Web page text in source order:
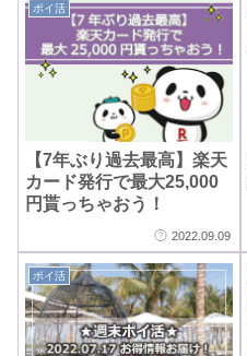
ポイ活
【7年ぶり過去最高】楽天
カード発行で最大25,000
円貰っちゃおう！
2022.09.09
ポイ活